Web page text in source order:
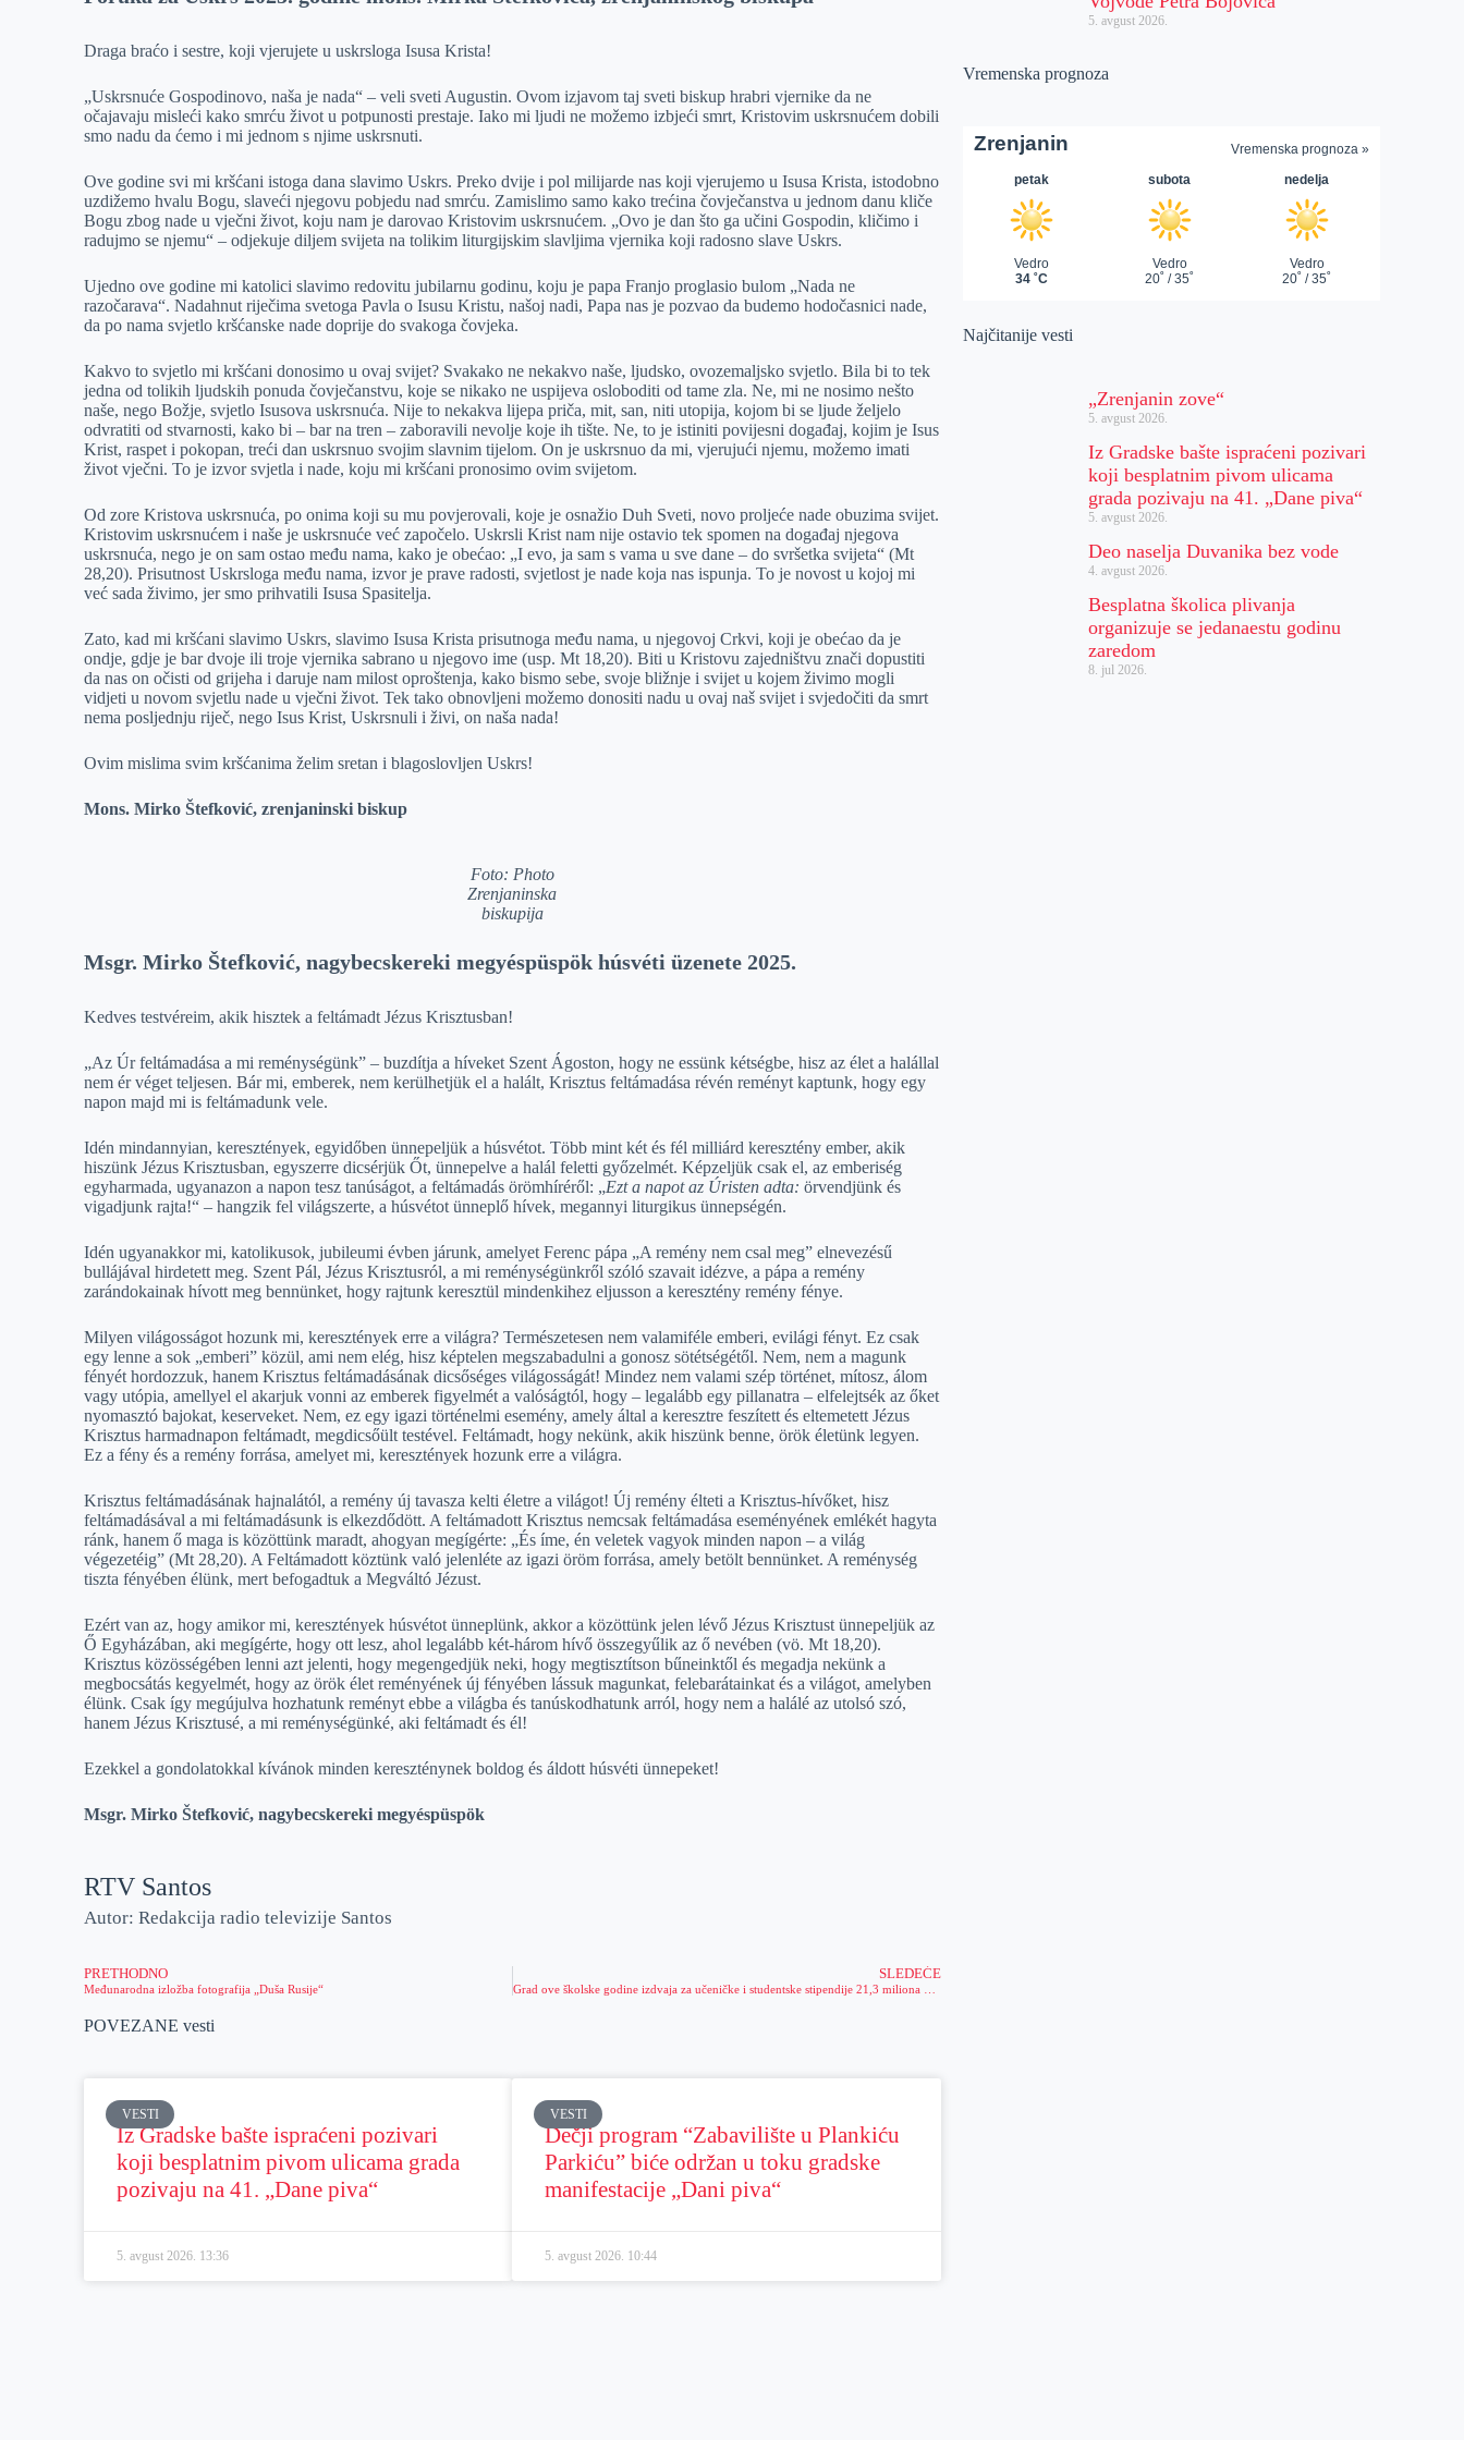
p
p
lDraga braćo i sestre, koji vjerujete u uskrsloga Isusa Krista!
„Uskrsnuće Gospodinovo, naša je nada“ – veli sveti Augustin. Ovom izjavom taj sveti biskup hrabri vjernike da ne
očajavaju misleći kako smrću život u potpunosti prestaje. Iako mi ljudi ne možemo izbjeći smrt, Kristovim uskrsnućem dobili
smo nadu da ćemo i mi jednom s njime uskrsnuti.
Ove godine svi mi kršćani istoga dana slavimo Uskrs. Preko dvije i pol milijarde nas koji vjerujemo u Isusa Krista, istodobno
uzdižemo hvalu Bogu, slaveći njegovu pobjedu nad smrću. Zamislimo samo kako trećina čovječanstva u jednom danu kliče
Bogu zbog nade u vječni život, koju nam je darovao Kristovim uskrsnućem. „Ovo je dan što ga učini Gospodin, kličimo i
radujmo se njemu“ – odjekuje diljem svijeta na tolikim liturgijskim slavljima vjernika koji radosno slave Uskrs.
Ujedno ove godine mi katolici slavimo redovitu jubilarnu godinu, koju je papa Franjo proglasio bulom „Nada ne
razočarava“. Nadahnut riječima svetoga Pavla o Isusu Kristu, našoj nadi, Papa nas je pozvao da budemo hodočasnici nade,
da po nama svjetlo kršćanske nade doprije do svakoga čovjeka.
Kakvo to svjetlo mi kršćani donosimo u ovaj svijet? Svakako ne nekakvo naše, ljudsko, ovozemaljsko svjetlo. Bila bi to tek
jedna od tolikih ljudskih ponuda čovječanstvu, koje se nikako ne uspijeva osloboditi od tame zla. Ne, mi ne nosimo nešto
naše, nego Božje, svjetlo Isusova uskrsnuća. Nije to nekakva lijepa priča, mit, san, niti utopija, kojom bi se ljude željelo
odvratiti od stvarnosti, kako bi – bar na tren – zaboravili nevolje koje ih tište. Ne, to je istiniti povijesni događaj, kojim je Isus
Krist, raspet i pokopan, treći dan uskrsnuo svojim slavnim tijelom. On je uskrsnuo da mi, vjerujući njemu, možemo imati
život vječni. To je izvor svjetla i nade, koju mi kršćani pronosimo ovim svijetom.
Od zore Kristova uskrsnuća, po onima koji su mu povjerovali, koje je osnažio Duh Sveti, novo proljeće nade obuzima svijet.
Kristovim uskrsnućem i naše je uskrsnuće već započelo. Uskrsli Krist nam nije ostavio tek spomen na događaj njegova
uskrsnuća, nego je on sam ostao među nama, kako je obećao: „I evo, ja sam s vama u sve dane – do svršetka svijeta“ (Mt
28,20). Prisutnost Uskrsloga među nama, izvor je prave radosti, svjetlost je nade koja nas ispunja. To je novost u kojoj mi
već sada živimo, jer smo prihvatili Isusa Spasitelja.
Zato, kad mi kršćani slavimo Uskrs, slavimo Isusa Krista prisutnoga među nama, u njegovoj Crkvi, koji je obećao da je
ondje, gdje je bar dvoje ili troje vjernika sabrano u njegovo ime (usp. Mt 18,20). Biti u Kristovu zajedništvu znači dopustiti
da nas on očisti od grijeha i daruje nam milost oproštenja, kako bismo sebe, svoje bližnje i svijet u kojem živimo mogli
vidjeti u novom svjetlu nade u vječni život. Tek tako obnovljeni možemo donositi nadu u ovaj naš svijet i svjedočiti da smrt
nema posljednju riječ, nego Isus Krist, Uskrsnuli i živi, on naša nada!
Ovim mislima svim kršćanima želim sretan i blagoslovljen Uskrs!
Mons. Mirko Štefković, zrenjaninski biskup
Foto: Photo
Zrenjaninska
biskupija
Msgr. Mirko Štefković, nagybecskereki megyéspüspök húsvéti üzenete 2025.
Kedves testvéreim, akik hisztek a feltámadt Jézus Krisztusban!
„Az Úr feltámadása a mi reménységünk” – buzdítja a híveket Szent Ágoston, hogy ne essünk kétségbe, hisz az élet a halállal
nem ér véget teljesen. Bár mi, emberek, nem kerülhetjük el a halált, Krisztus feltámadása révén reményt kaptunk, hogy egy
napon majd mi is feltámadunk vele.
Idén mindannyian, keresztények, egyidőben ünnepeljük a húsvétot. Több mint két és fél milliárd keresztény ember, akik
hiszünk Jézus Krisztusban, egyszerre dicsérjük Őt, ünnepelve a halál feletti győzelmét. Képzeljük csak el, az emberiség
egyharmada, ugyanazon a napon tesz tanúságot, a feltámadás örömhíréről: „Ezt a napot az Úristen adta: örvendjünk és
vigadjunk rajta!“ – hangzik fel világszerte, a húsvétot ünneplő hívek, megannyi liturgikus ünnepségén.
Idén ugyanakkor mi, katolikusok, jubileumi évben járunk, amelyet Ferenc pápa „A remény nem csal meg” elnevezésű
bullájával hirdetett meg. Szent Pál, Jézus Krisztusról, a mi reménységünkről szóló szavait idézve, a pápa a remény
zarándokainak hívott meg bennünket, hogy rajtunk keresztül mindenkihez eljusson a keresztény remény fénye.
Milyen világosságot hozunk mi, keresztények erre a világra? Természetesen nem valamiféle emberi, evilági fényt. Ez csak
egy lenne a sok „emberi” közül, ami nem elég, hisz képtelen megszabadulni a gonosz sötétségétől. Nem, nem a magunk
fényét hordozzuk, hanem Krisztus feltámadásának dicsőséges világosságát! Mindez nem valami szép történet, mítosz, álom
vagy utópia, amellyel el akarjuk vonni az emberek figyelmét a valóságtól, hogy – legalább egy pillanatra – elfelejtsék az őket
nyomasztó bajokat, keserveket. Nem, ez egy igazi történelmi esemény, amely által a keresztre feszített és eltemetett Jézus
Krisztus harmadnapon feltámadt, megdicsőült testével. Feltámadt, hogy nekünk, akik hiszünk benne, örök életünk legyen.
Ez a fény és a remény forrása, amelyet mi, keresztények hozunk erre a világra.
Krisztus feltámadásának hajnalától, a remény új tavasza kelti életre a világot! Új remény élteti a Krisztus-hívőket, hisz
feltámadásával a mi feltámadásunk is elkezdődött. A feltámadott Krisztus nemcsak feltámadása eseményének emlékét hagyta
ránk, hanem ő maga is közöttünk maradt, ahogyan megígérte: „És íme, én veletek vagyok minden napon – a világ
végezetéig” (Mt 28,20). A Feltámadott köztünk való jelenléte az igazi öröm forrása, amely betölt bennünket. A reménység
tiszta fényében élünk, mert befogadtuk a Megváltó Jézust.
Ezért van az, hogy amikor mi, keresztények húsvétot ünneplünk, akkor a közöttünk jelen lévő Jézus Krisztust ünnepeljük az
Ő Egyházában, aki megígérte, hogy ott lesz, ahol legalább két-három hívő összegyűlik az ő nevében (vö. Mt 18,20).
Krisztus közösségében lenni azt jelenti, hogy megengedjük neki, hogy megtisztítson bűneinktől és megadja nekünk a
megbocsátás kegyelmét, hogy az örök élet reményének új fényében lássuk magunkat, felebarátainkat és a világot, amelyben
élünk. Csak így megújulva hozhatunk reményt ebbe a világba és tanúskodhatunk arról, hogy nem a halálé az utolsó szó,
hanem Jézus Krisztusé, a mi reménységünké, aki feltámadt és él!
Ezekkel a gondolatokkal kívánok minden kereszténynek boldog és áldott húsvéti ünnepeket!
Msgr. Mirko Štefković, nagybecskereki megyéspüspök
RTV Santos
Autor: Redakcija radio televizije Santos
PRETHODNO
Međunarodna izložba fotografija „Duša Rusije“
SLEDEĆE
POVEZANE vesti
VESTI
Iz Gradske bašte ispraćeni pozivari
koji besplatnim pivom ulicama grada
pozivaju na 41. „Dane piva“
5. avgust 2026. 13:36
VESTI
Dečji program “Zabavilište u Plankiću
Parkiću” biće održan u toku gradske
manifestacije „Dani piva“
5. avgust 2026. 10:44
5. avgust 2026.
Vremenska prognoza
Najčitanije vesti
„Zrenjanin zove“
5. avgust 2026.
Iz Gradske bašte ispraćeni pozivari
koji besplatnim pivom ulicama
grada pozivaju na 41. „Dane piva“
5. avgust 2026.
Deo naselja Duvanika bez vode
4. avgust 2026.
Besplatna školica plivanja
organizuje se jedanaestu godinu
zaredom
8. jul 2026.